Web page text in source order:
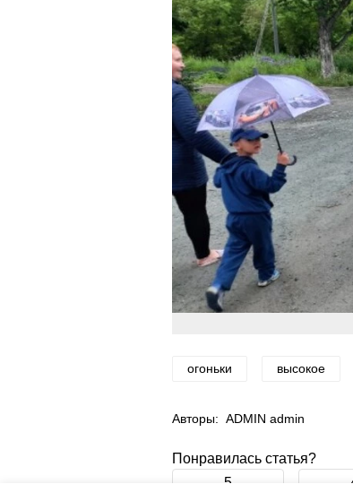
огоньки высокое
Авторы: ADMIN admin
Понравилась статья?